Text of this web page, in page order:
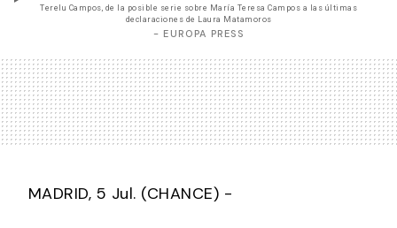
Terelu Campos, de la posible serie sobre María Teresa Campos a las últimas
declaraciones de Laura Matamoros
- EUROPA PRESS
MADRID, 5 Jul. (CHANCE) -